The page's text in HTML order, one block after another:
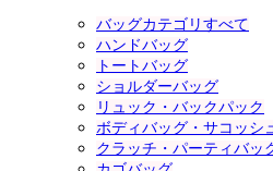
バッグカテゴリすべて
ハンドバッグ
トートバッグ
ショルダーバッグ
リュック・バックパック
ボディバッグ・サコッシ
クラッチ・パーティバッ